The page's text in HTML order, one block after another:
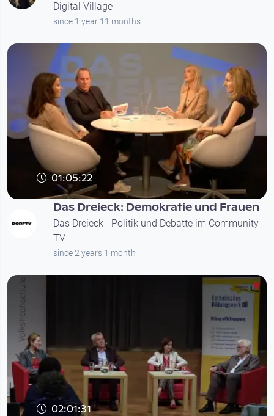
Digital Village
since 1 year 11 months
01:05:22
Das Dreieck: Demokratie und Frauen
Das Dreieck - Politik und Debatte im Community-
TV
since 2 years 1 month
02:01:31